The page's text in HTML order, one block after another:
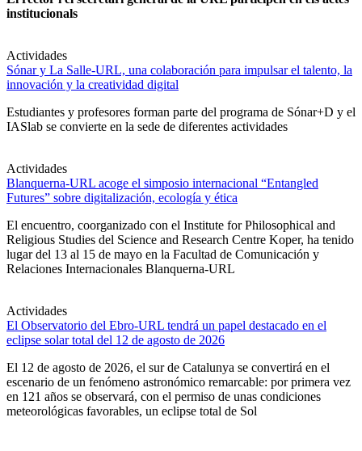
institucionals
Actividades
Sónar y La Salle-URL, una colaboración para impulsar el talento, la
innovación y la creatividad digital
Estudiantes y profesores forman parte del programa de Sónar+D y el
IASlab se convierte en la sede de diferentes actividades
Actividades
Blanquerna-URL acoge el simposio internacional “Entangled
Futures” sobre digitalización, ecología y ética
El encuentro, coorganizado con el Institute for Philosophical and
Religious Studies del Science and Research Centre Koper, ha tenido
lugar del 13 al 15 de mayo en la Facultad de Comunicación y
Relaciones Internacionales Blanquerna-URL
Actividades
El Observatorio del Ebro-URL tendrá un papel destacado en el
eclipse solar total del 12 de agosto de 2026
El 12 de agosto de 2026, el sur de Catalunya se convertirá en el
escenario de un fenómeno astronómico remarcable: por primera vez
en 121 años se observará, con el permiso de unas condiciones
meteorológicas favorables, un eclipse total de Sol